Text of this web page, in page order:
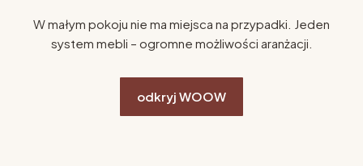
W małym pokoju nie ma miejsca na przypadki. Jeden
system mebli – ogromne możliwości aranżacji.
odkryj WOOW